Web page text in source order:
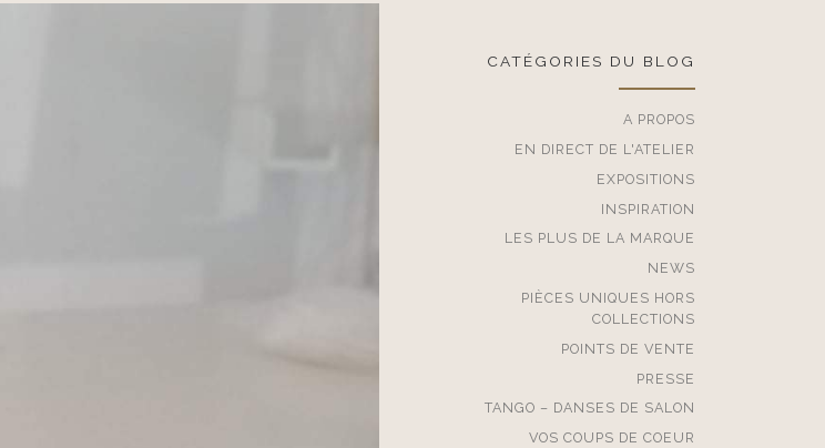
CATÉGORIES DU BLOG
A PROPOS
EN DIRECT DE L'ATELIER
EXPOSITIONS
INSPIRATION
LES PLUS DE LA MARQUE
NEWS
PIÈCES UNIQUES HORS
COLLECTIONS
POINTS DE VENTE
PRESSE
TANGO – DANSES DE SALON
VOS COUPS DE COEUR